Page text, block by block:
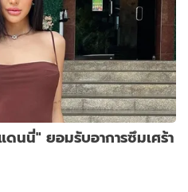
ดนนี่" ยอมรับอาการซึมเศร้า